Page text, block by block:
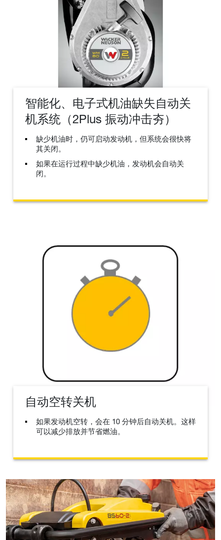
智能化、电子式机油缺失自动关
机系统（2Plus 振动冲击夯）
缺少机油时，仍可启动发动机，但系统会很快将
其关闭。
如果在运行过程中缺少机油，发动机会自动关
闭。
自动空转关机
如果发动机空转，会在 10 分钟后自动关机。这样
可以减少排放并节省燃油。